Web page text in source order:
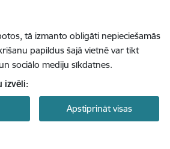
tā izmanto obligāti nepieciešamās
papildus šajā vietnē var tikt
sociālo mediju sīkdatnes.
izvēli:
Apstiprināt visas